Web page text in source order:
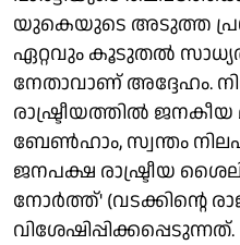
യുകെയുടെ അടുത്ത
ഏറ്റവും കൂടുതല്‍ സാധ്യത
നേതാവാണ് അദ്ദേഹം.
രാഷ്ട്രീയത്തില്‍ ജനകീയ
ബേണ്‍ഹാം, സ്വന്തം
ജനപക്ഷ രാഷ്ട്രീയ
നോര്‍ത്ത്' (വടക്കിന്റെ
വിശേഷിപ്പിക്കപ്പെടുന്നത്.